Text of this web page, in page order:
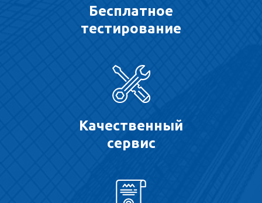
Бесплатное
тестирование
Качественный
сервис